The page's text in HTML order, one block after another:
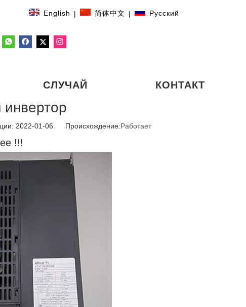
English | 简体中文 | Pусский
СЛУЧАЙ КОНТАКТ
2022-01-06 Происхождение:Работает
!!!